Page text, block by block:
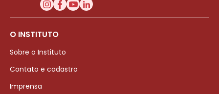
O INSTITUTO
Sobre o Instituto
Contato e cadastro
Imprensa